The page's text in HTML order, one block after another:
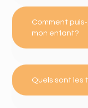
Comment
mon enfant?
Quels sont les